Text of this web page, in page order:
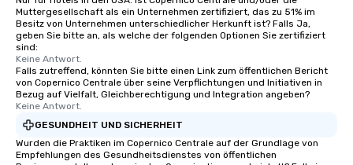
Muttergesellschaft als ein Unternehmen zertifiziert, das zu 51% im
Besitz von Unternehmen unterschiedlicher Herkunft ist? Falls Ja,
geben Sie bitte an, als welche der folgenden Optionen Sie zertifiziert
sind:
Keine Antwort.
Falls zutreffend, könnten Sie bitte einen Link zum öffentlichen Bericht
von Copernico Centrale über seine Verpflichtungen und Initiativen in
Bezug auf Vielfalt, Gleichberechtigung und Integration angeben?
Keine Antwort.
GESUNDHEIT UND SICHERHEIT
Wurden die Praktiken im Copernico Centrale auf der Grundlage von
Empfehlungen des Gesundheitsdienstes von öffentlichen